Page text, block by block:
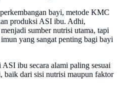
bayi, metode KMC
produksi ASI ibu. Adhi,
sumber nutrisi utama, tapi
yang sangat penting bagi bayi
ibu secara alami paling sesuai
baik dari sisi nutrisi maupun faktor